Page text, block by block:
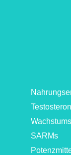
Testosteron
SARMs